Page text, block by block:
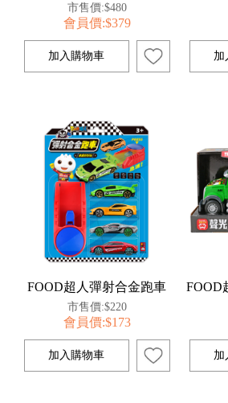
市售價:$480
會員價:$379
FOOD超人彈射合金跑車
市售價:$220
會員價:$173